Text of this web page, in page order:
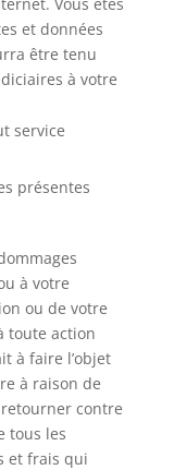
et données
être tenu
à votre
service
présentes
à votre
ou de votre
toute action
à faire l’objet
à raison de
contre
tous les
et frais qui